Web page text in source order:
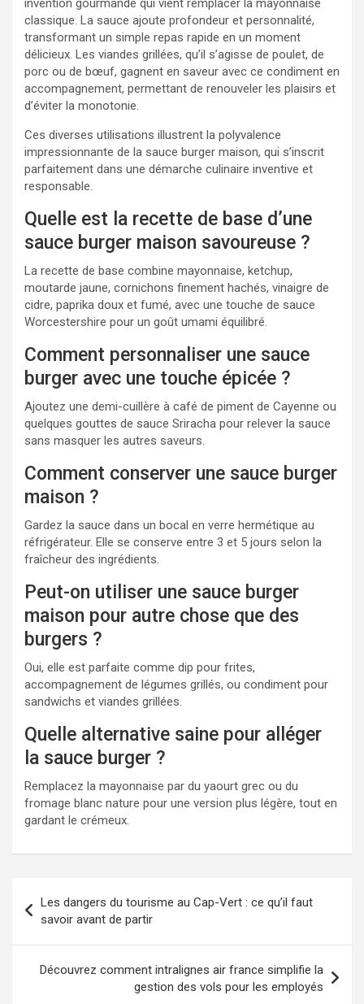
classique. La sauce ajoute profondeur et personnalité,
transformant un simple repas rapide en un moment
délicieux. Les viandes grillées, qu’il s’agisse de poulet, de
porc ou de bœuf, gagnent en saveur avec ce condiment en
accompagnement, permettant de renouveler les plaisirs et
d’éviter la monotonie.
Ces diverses utilisations illustrent la polyvalence
impressionnante de la sauce burger maison, qui s’inscrit
parfaitement dans une démarche culinaire inventive et
responsable.
Quelle est la recette de base d’une
sauce burger maison savoureuse ?
La recette de base combine mayonnaise, ketchup,
moutarde jaune, cornichons finement hachés, vinaigre de
cidre, paprika doux et fumé, avec une touche de sauce
Worcestershire pour un goût umami équilibré.
Comment personnaliser une sauce
burger avec une touche épicée ?
Ajoutez une demi-cuillère à café de piment de Cayenne ou
quelques gouttes de sauce Sriracha pour relever la sauce
sans masquer les autres saveurs.
Comment conserver une sauce burger
maison ?
Gardez la sauce dans un bocal en verre hermétique au
réfrigérateur. Elle se conserve entre 3 et 5 jours selon la
fraîcheur des ingrédients.
Peut-on utiliser une sauce burger
maison pour autre chose que des
burgers ?
Oui, elle est parfaite comme dip pour frites,
accompagnement de légumes grillés, ou condiment pour
sandwichs et viandes grillées.
Quelle alternative saine pour alléger
la sauce burger ?
Remplacez la mayonnaise par du yaourt grec ou du
fromage blanc nature pour une version plus légère, tout en
gardant le crémeux.
de
l’article
Les dangers du tourisme au Cap-Vert : ce qu’il faut
savoir avant de partir
Découvrez comment intralignes air france simplifie la
gestion des vols pour les employés